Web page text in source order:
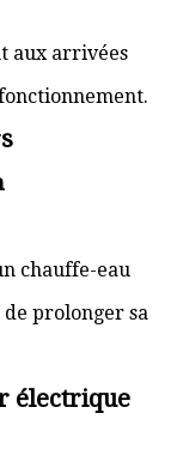
aux arrivées
chauffe-eau
prolonger sa
électrique